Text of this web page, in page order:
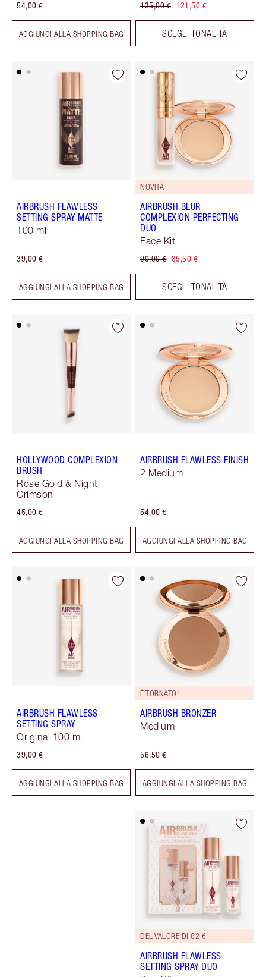
54,00 €
AGGIUNGI ALLA SHOPPING BAG
135,00 € 121,50 €
SCEGLI TONALITÀ
AIRBRUSH FLAWLESS
SETTING SPRAY MATTE
100 ml
39,00 €
AGGIUNGI ALLA SHOPPING BAG
NOVITÀ
AIRBRUSH BLUR
COMPLEXION PERFECTING
DUO
Face Kit
90,00 € 85,50 €
SCEGLI TONALITÀ
HOLLYWOOD COMPLEXION
BRUSH
Rose Gold & Night
Crimson
45,00 €
AGGIUNGI ALLA SHOPPING BAG
AIRBRUSH FLAWLESS FINISH
2 Medium
54,00 €
AGGIUNGI ALLA SHOPPING BAG
AIRBRUSH FLAWLESS
SETTING SPRAY
Original 100 ml
39,00 €
AGGIUNGI ALLA SHOPPING BAG
È TORNATO!
AIRBRUSH BRONZER
Medium
56,50 €
AGGIUNGI ALLA SHOPPING BAG
DEL VALORE DI 62 €
AIRBRUSH FLAWLESS
SETTING SPRAY DUO